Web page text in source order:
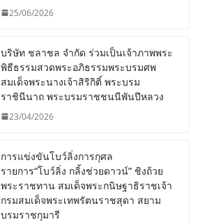
25/06/2026
บริษัท ชลาชล จำกัด ร่วมเป็นเจ้าภาพพระ
พิธีธรรมสวดพระอภิธรรมพระบรมศพ
สมเด็จพระนางเจ้าสิริกิติ์ พระบรม
ราชินีนาถ พระบรมราชชนนีพันปีหลวง
23/04/2026
การแข่งขันโบว์ลิ่งการกุศล
รายการ“โบว์ลิ่ง กลิ้งช่วยดาวน์” ชิงถ้วย
พระราชทาน สมเด็จพระกนิษฐาธิราชเจ้า
กรมสมเด็จพระเทพรัตนราชสุดา สยาม
บรมราชกุมารี